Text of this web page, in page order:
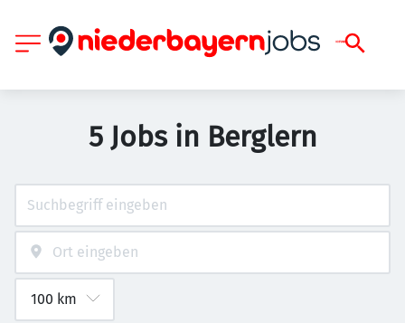
5 Jobs in Berglern